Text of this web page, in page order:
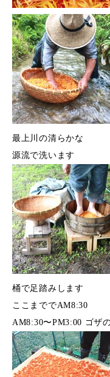
最上川の清らかな
源流で洗います
桶で足踏みします
ここまででAM8:30
AM8:30〜PM3:00 ゴザ